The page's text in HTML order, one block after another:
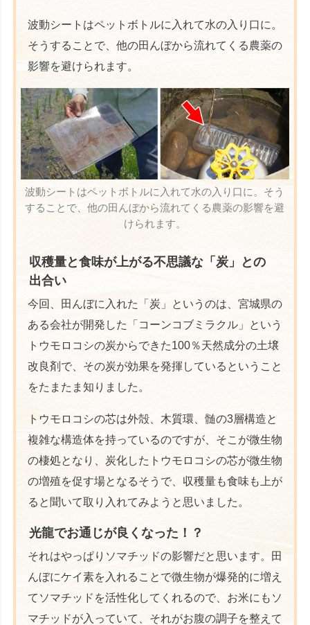
波動シートはペットボトルに入れて水の入り口に。
そうすることで、他の田んぼから流れてくる農薬の
影響を避けられます。
波動シートはペットボトルに入れて水の入り口に。そう
することで、他の田んぼから流れてくる農薬の影響を避
けられます。
収穫量と食味が上がる不思議な「炭」との
出合い
今回、田んぼに入れた「炭」というのは、宮城県の
ある会社が開発した「コーンコブミラクル」という
トウモロコシの炭からできた100％天然成分の土壌
改良剤で、その炭が効果を発揮しているということ
をたまたま知りました。
トウモロコシの芯は外殻、木質環、髄の3層構造と
複雑な構造体を持っているのですが、そこが微生物
の棲処となり、炭化したトウモロコシの芯が微生物
の増殖を促す場となるそうで、収穫量も食味も上が
ると聞いて取り入れてみようと思いました。
光龍でお通じが良くなった！？
それはやっぱりソマチッドの影響だと思います。田
んぼにケイ素を入れることで微生物が爆発的に増え
てソマチッドを活性化してくれるので、お米にもソ
マチッドが入っていて、それがお腹の調子を整えて